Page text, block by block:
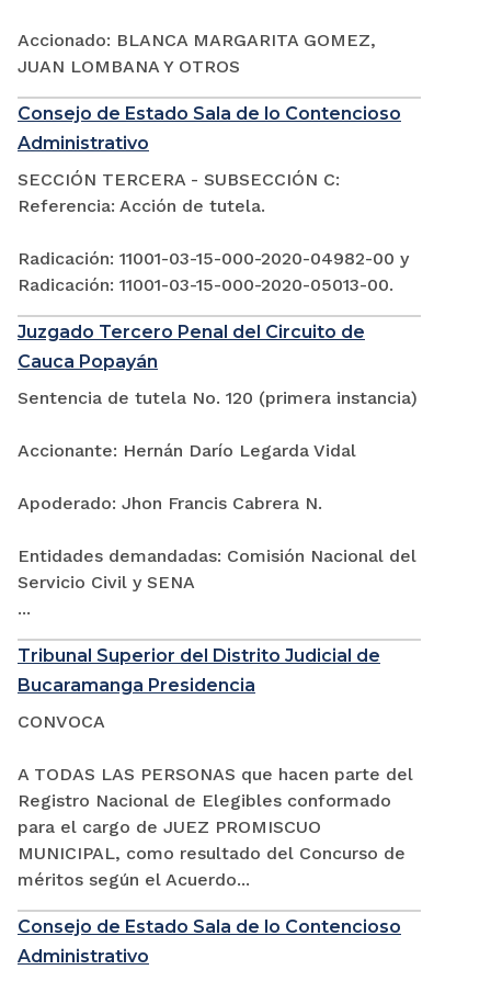
Accionado: BLANCA MARGARITA GOMEZ,
JUAN LOMBANA Y OTROS
Consejo de Estado Sala de lo Contencioso
Administrativo
SECCIÓN TERCERA - SUBSECCIÓN C:
Referencia: Acción de tutela.
Radicación: 11001-03-15-000-2020-04982-00 y
Radicación: 11001-03-15-000-2020-05013-00.
Juzgado Tercero Penal del Circuito de
Cauca Popayán
Sentencia de tutela No. 120 (primera instancia)
Accionante: Hernán Darío Legarda Vidal
Apoderado: Jhon Francis Cabrera N.
Entidades demandadas: Comisión Nacional del
Servicio Civil y SENA
...
Tribunal Superior del Distrito Judicial de
Bucaramanga Presidencia
CONVOCA
A TODAS LAS PERSONAS que hacen parte del
Registro Nacional de Elegibles conformado
para el cargo de JUEZ PROMISCUO
MUNICIPAL, como resultado del Concurso de
méritos según el Acuerdo...
Consejo de Estado Sala de lo Contencioso
Administrativo